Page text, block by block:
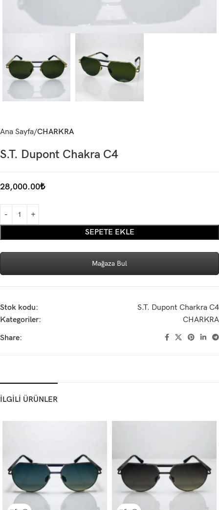
Ana Sayfa CHARKRA
S.T. Dupont Chakra C4
28,000.00₺
SEPETE EKLE
Mağaza Bul
Stok kodu:
S.T. Dupont Charkra C4
Kategoriler:
CHARKRA
Share:
İLGİLİ ÜRÜNLER